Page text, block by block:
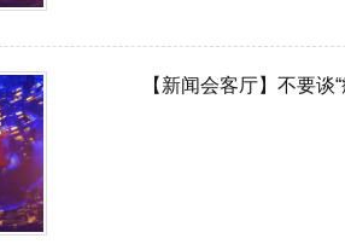
【新闻会客厅】不要谈